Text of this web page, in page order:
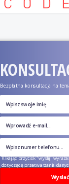
Bezpłatna konsultacja na
Wysłać
Klikając przycisk "wyślij"
dotyczącą przetwarzania